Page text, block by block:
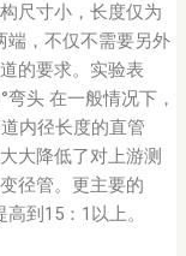
尺寸小，长度仅为
端，不仅不需要另外
的要求。实验表
头 在一般情况下，
内径长度的直管
大降低了对上游测
径管。更主要的
到15：1以上。